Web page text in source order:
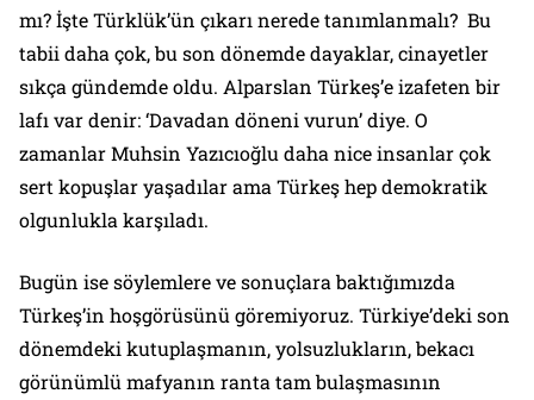
mı? İşte Türklük’ün çıkarı nerede tanımlanmalı? Bu
tabii daha çok, bu son dönemde dayaklar, cinayetler
sıkça gündemde oldu. Alparslan Türkeş’e izafeten bir
lafı var denir: ‘Davadan döneni vurun’ diye. O
zamanlar Muhsin Yazıcıoğlu daha nice insanlar çok
sert kopuşlar yaşadılar ama Türkeş hep demokratik
olgunlukla karşıladı.
Bugün ise söylemlere ve sonuçlara baktığımızda
Türkeş’in hoşgörüsünü göremiyoruz. Türkiye’deki son
dönemdeki kutuplaşmanın, yolsuzlukların, bekacı
görünümlü mafyanın ranta tam bulaşmasının